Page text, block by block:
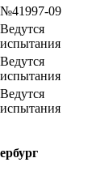
№41997-09
Ведутся
испытания
Ведутся
испытания
Ведутся
испытания